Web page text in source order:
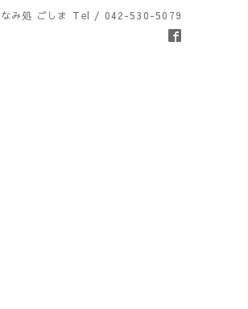
み処 ごしま Tel / 042-530-5079